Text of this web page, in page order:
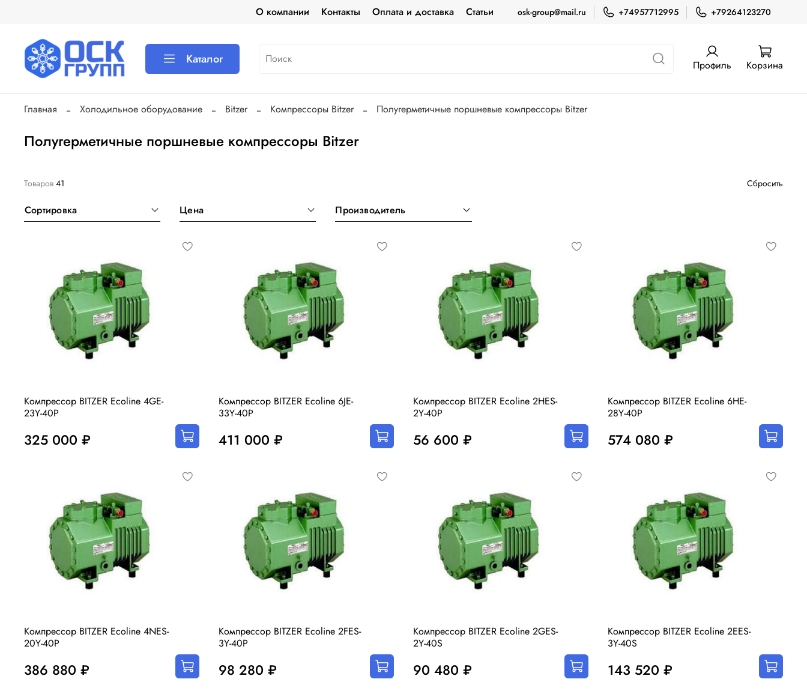
О компании Контакты Оплата и доставка Статьи osk-group@mail.ru +74957712995 +79264123270
Каталог Профиль Корзина
Главная Холодильное оборудование Bitzer Компрессоры Bitzer Полугерметичные поршневые компрессоры Bitzer
Полугерметичные поршневые компрессоры Bitzer
Товаров 41 Сбросить
Сортировка Цена Производитель
Компрессор BITZER Ecoline 4GE-
23Y-40P
325 000 ₽
Компрессор BITZER Ecoline 6JE-
33Y-40P
411 000 ₽
Компрессор BITZER Ecoline 2HES-
2Y-40P
56 600 ₽
Компрессор BITZER Ecoline 6HE-
28Y-40P
574 080 ₽
Компрессор BITZER Ecoline 4NES-
20Y-40P
386 880 ₽
Компрессор BITZER Ecoline 2FES-
3Y-40P
98 280 ₽
Компрессор BITZER Ecoline 2GES-
2Y-40S
90 480 ₽
Компрессор BITZER Ecoline 2EES-
3Y-40S
143 520 ₽